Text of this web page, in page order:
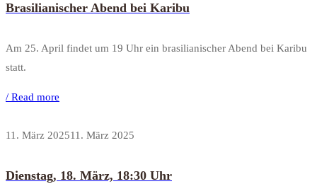
Brasilianischer Abend bei Karibu
Am 25. April findet um 19 Uhr ein brasilianischer Abend bei Karibu
statt.
/ Read more
11. März 202511. März 2025
Dienstag, 18. März, 18:30 Uhr